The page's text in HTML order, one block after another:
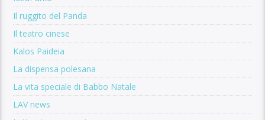
Il ruggito del Panda
Il teatro cinese
Kalos Paideia
La dispensa polesana
La vita speciale di Babbo Natale
LAV news